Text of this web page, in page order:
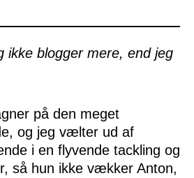
ikke blogger mere, end jeg
på den meget
og jeg vælter ud af
i en flyvende tackling og
så hun ikke vækker Anton,